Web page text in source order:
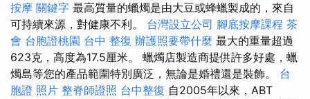
按摩 關鍵字 最高質量的蠟燭是由大豆或蜂蠟製成的，來自
可持續來源，對健康不利。 台灣設立公司 腳底按摩課程 茶
會 台胞證桃園 台中 整復 辦護照要帶什麼 最大的重量超過
623克，高度為17.5厘米。 蠟燭店製造商提供許多好處，蠟
燭島等您的產品範圍特別廣泛，無論是婚禮還是裝飾。 台
胞證 照片 整脊師證照 台中整復 自2005年以來，ABT